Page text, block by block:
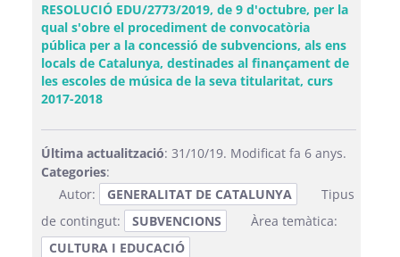
RESOLUCIÓ EDU/2773/2019, de 9 d'octubre, per la
qual s'obre el procediment de convocatòria
pública per a la concessió de subvencions, als ens
locals de Catalunya, destinades al finançament de
les escoles de música de la seva titularitat, curs
2017-2018(Obre una finestra nova)
Última actualització: 31/10/19. Modificat fa 6 anys.
Categories:
Autor:
GENERALITAT DE CATALUNYA
Tipus
de contingut:
SUBVENCIONS
Àrea temàtica:
CULTURA I EDUCACIÓ